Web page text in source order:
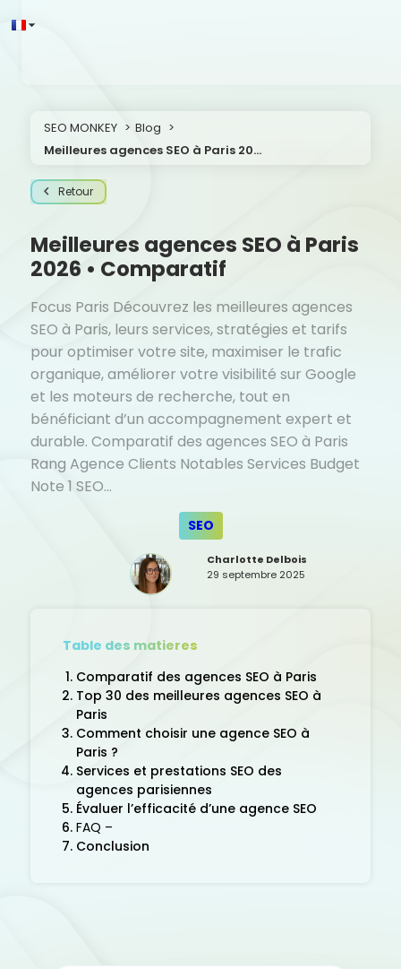
SEO MONKEY
Blog
Meilleures agences SEO à Paris 2026 • Comparatif
Retour
Meilleures agences SEO à Paris
2026 • Comparatif
Focus Paris Découvrez les meilleures agences
SEO à Paris, leurs services, stratégies et tarifs
pour optimiser votre site, maximiser le trafic
organique, améliorer votre visibilité sur Google
et les moteurs de recherche, tout en
bénéficiant d’un accompagnement expert et
durable. Comparatif des agences SEO à Paris
Rang Agence Clients Notables Services Budget
Note 1 SEO…
SEO
Charlotte Delbois
29 septembre 2025
Table des matieres
Comparatif des agences SEO à Paris
Top 30 des meilleures agences SEO à
Paris
Comment choisir une agence SEO à
Paris ?
Services et prestations SEO des
agences parisiennes
Évaluer l’efficacité d’une agence SEO
FAQ –
Conclusion